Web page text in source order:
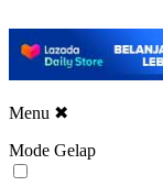
Menu ✖
Mode Gelap